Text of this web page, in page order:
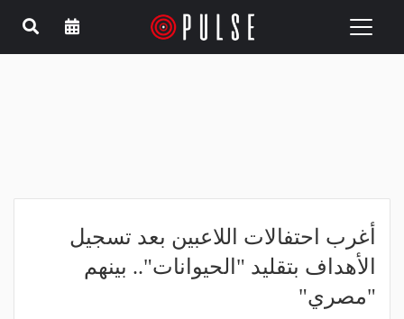
Toggle
أغرب احتفالات اللاعبين بعد تسجيل
الأهداف بتقليد "الحيوانات".. بينهم
"مصري"